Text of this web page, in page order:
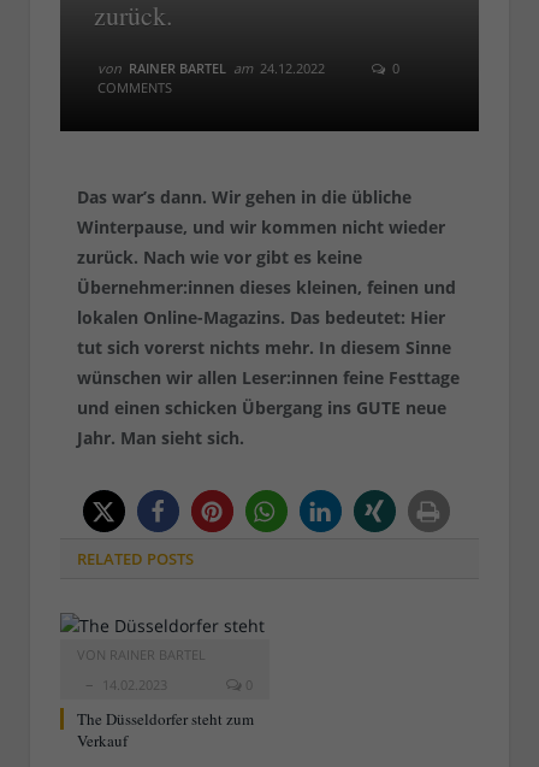
zurück.
von RAINER BARTEL am 24.12.2022
0
COMMENTS
Das war’s dann. Wir gehen in die übliche
Winterpause, und wir kommen nicht wieder
zurück. Nach wie vor gibt es keine
Übernehmer:innen dieses kleinen, feinen und
lokalen Online-Magazins. Das bedeutet: Hier
tut sich vorerst nichts mehr. In diesem Sinne
wünschen wir allen Leser:innen feine Festtage
und einen schicken Übergang ins GUTE neue
Jahr. Man sieht sich.
RELATED POSTS
VON RAINER BARTEL
14.02.2023
0
The Düsseldorfer steht zum
Verkauf